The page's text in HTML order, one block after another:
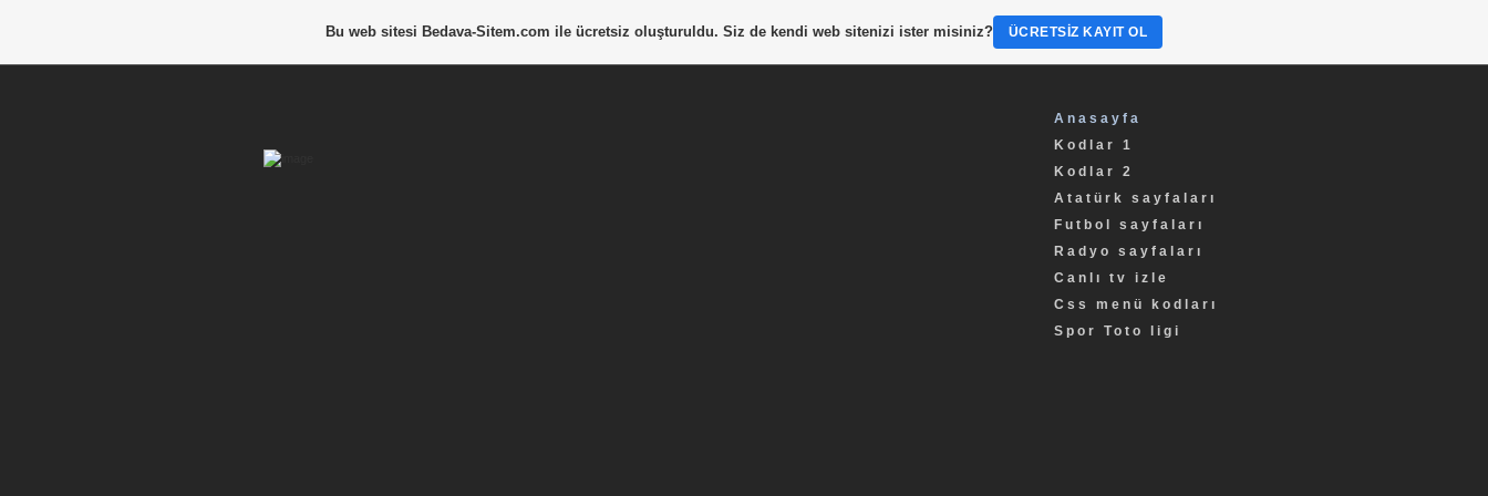
Anasayfa
Kodlar 1
Kodlar 2
Atatürk sayfaları
Futbol sayfaları
Radyo sayfaları
Canlı tv izle
Css menü kodları
Spor Toto ligi
Bu web sitesi Bedava-Sitem.com ile ücretsiz oluşturuldu. Siz de kendi web sitenizi ister misiniz? ÜCRETSIZ KAYIT OL